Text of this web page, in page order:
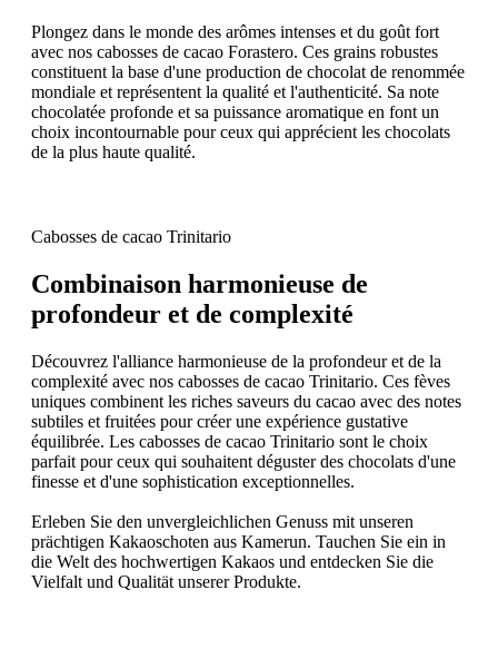
Plongez dans le monde des arômes intenses et du goût fort
avec nos cabosses de cacao Forastero. Ces grains robustes
constituent la base d'une production de chocolat de renommée
mondiale et représentent la qualité et l'authenticité. Sa note
chocolatée profonde et sa puissance aromatique en font un
choix incontournable pour ceux qui apprécient les chocolats
de la plus haute qualité.
Cabosses de cacao Trinitario
Combinaison harmonieuse de
profondeur et de complexité
Découvrez l'alliance harmonieuse de la profondeur et de la
complexité avec nos cabosses de cacao Trinitario. Ces fèves
uniques combinent les riches saveurs du cacao avec des notes
subtiles et fruitées pour créer une expérience gustative
équilibrée. Les cabosses de cacao Trinitario sont le choix
parfait pour ceux qui souhaitent déguster des chocolats d'une
finesse et d'une sophistication exceptionnelles.
Erleben Sie den unvergleichlichen Genuss mit unseren
prächtigen Kakaoschoten aus Kamerun. Tauchen Sie ein in
die Welt des hochwertigen Kakaos und entdecken Sie die
Vielfalt und Qualität unserer Produkte.